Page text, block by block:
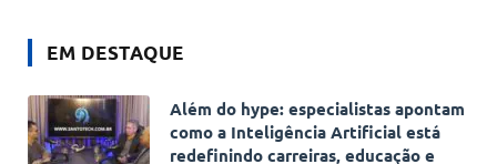
EM DESTAQUE
Além do hype: especialistas apontam
como a Inteligência Artificial está
redefinindo carreiras, educação e